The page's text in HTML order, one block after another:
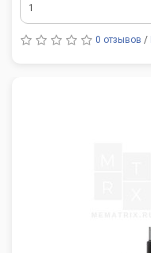
0 отзывов /